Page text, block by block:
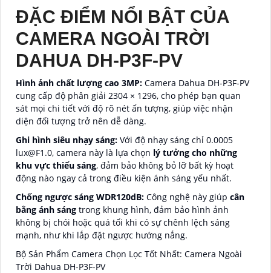
ĐẶC ĐIỂM NỔI BẬT CỦA
CAMERA NGOÀI TRỜI
DAHUA DH-P3F-PV
Hình ảnh chất lượng cao 3MP: Camera Dahua DH-P3F-PV
cung cấp độ phân giải 2304 × 1296, cho phép bạn quan
sát mọi chi tiết với độ rõ nét ấn tượng, giúp việc nhận
diện đối tượng trở nên dễ dàng.
Ghi hình siêu nhạy sáng: Với độ nhạy sáng chỉ 0.0005
lux@F1.0, camera này là lựa chọn lý tưởng cho những
khu vực thiếu sáng, đảm bảo không bỏ lỡ bất kỳ hoạt
động nào ngay cả trong điều kiện ánh sáng yếu nhất.
Chống ngược sáng WDR120dB: Công nghệ này giúp cân
bằng ánh sáng trong khung hình, đảm bảo hình ảnh
không bị chói hoặc quá tối khi có sự chênh lệch sáng
mạnh, như khi lắp đặt ngược hướng nắng.
Bộ Sản Phẩm Camera Chọn Lọc Tốt Nhất: Camera Ngoài
Trời Dahua DH-P3F-PV